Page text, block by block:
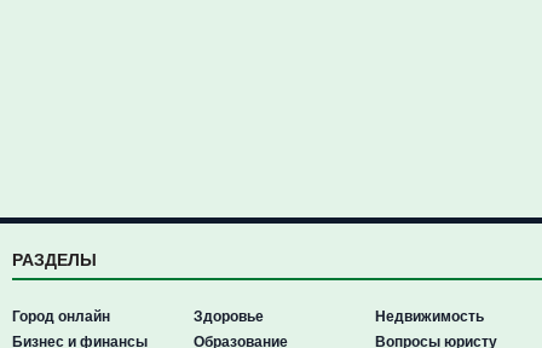
РАЗДЕЛЫ
Город онлайн
Бизнес и финансы
Здоровье
Образование
Недвижимость
Вопросы юристу